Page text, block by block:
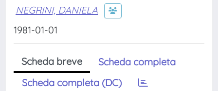
NEGRINI, DANIELA
1981-01-01
Scheda breve
Scheda completa
Scheda completa (DC)